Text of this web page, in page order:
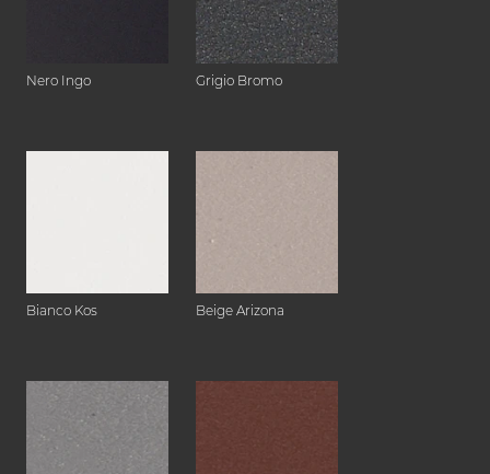
Nero Ingo Grigio Bromo
Bianco Kos Beige Arizona